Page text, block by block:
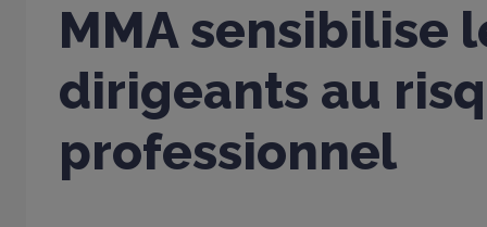
MMA sensibilise
dirigeants au
professionnel